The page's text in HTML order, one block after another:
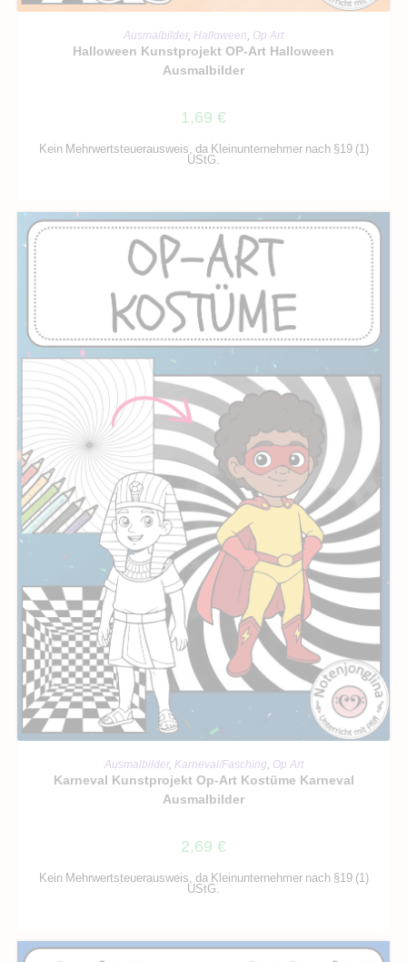
IN DEN WARENKORB
Ausmalbilder, Halloween, Op Art
Halloween Kunstprojekt OP-Art Halloween
Ausmalbilder
1,69 €
Kein Mehrwertsteuerausweis, da Kleinunternehmer nach §19 (1)
UStG.
IN DEN WARENKORB
Ausmalbilder, Karneval/Fasching, Op Art
Karneval Kunstprojekt Op-Art Kostüme Karneval
Ausmalbilder
2,69 €
Kein Mehrwertsteuerausweis, da Kleinunternehmer nach §19 (1)
UStG.